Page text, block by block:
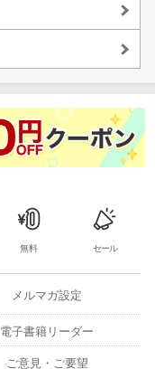
無料 セール
メルマガ設定
電子書籍リーダー
ご意見・ご要望